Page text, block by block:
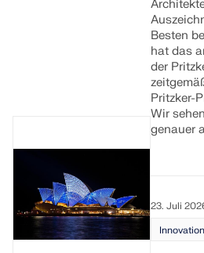
CFD-Software für digitale
Weitere
Dlubal API
SUPPORT ERHALTEN
KOSTENLOSE LIZENZ
MIT DEM SUPPORT IN
von Ingenieursoftware und
OFFENE STELLEN
Besten
hat das
der
Pritzker-
Wir
genauer
23. Juli
Innovation